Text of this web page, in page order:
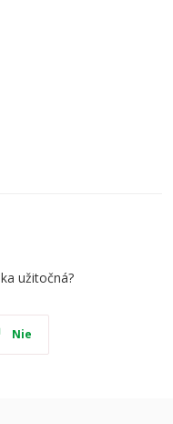
užitočná?
Nie